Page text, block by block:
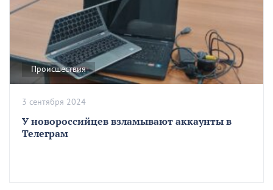
Происшествия
У новороссийцев взламывают аккаунты в
Телеграм
3 сентября 2024